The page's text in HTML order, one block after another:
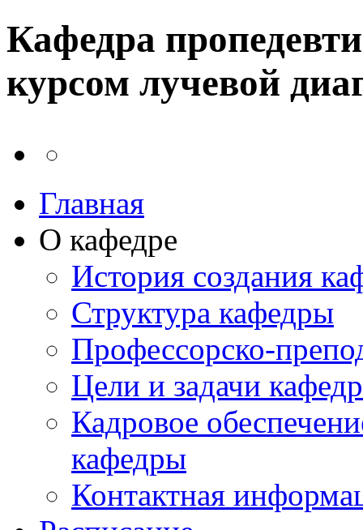
Кафедра
курсом лучевой
Главная
О кафедре
История создания
Структура кафедры
Профессорско-
Цели и задачи
Кадровое
кафедры
Контактная